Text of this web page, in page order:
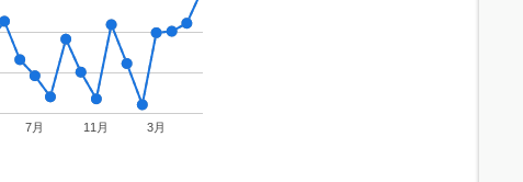
7月 11月 3月